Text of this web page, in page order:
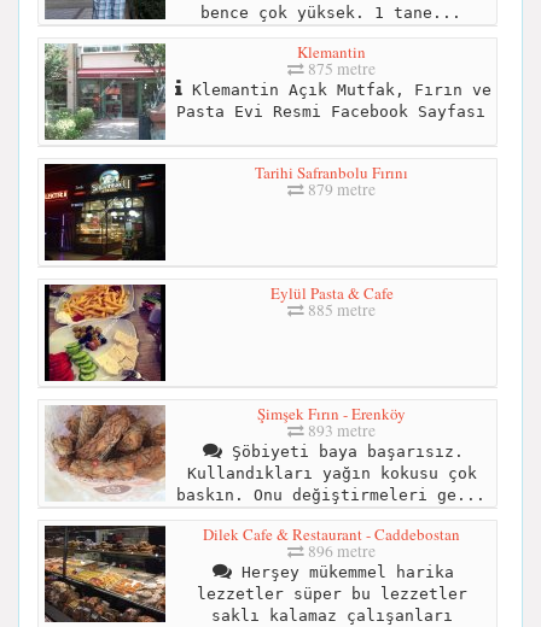
bence çok yüksek. 1 tane...
Klemantin
875 metre
Klemantin Açık Mutfak, Fırın ve
Pasta Evi Resmi Facebook Sayfası
Tarihi Safranbolu Fırını
879 metre
Eylül Pasta & Cafe
885 metre
Şimşek Fırın - Erenköy
893 metre
Şöbiyeti baya başarısız.
Kullandıkları yağın kokusu çok
baskın. Onu değiştirmeleri ge...
Dilek Cafe & Restaurant - Caddebostan
896 metre
Herşey mükemmel harika
lezzetler süper bu lezzetler
saklı kalamaz çalışanları